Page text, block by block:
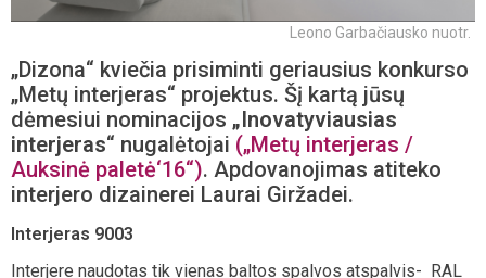
Leono Garbačiausko nuotr.
„Dizona“ kviečia prisiminti geriausius konkurso
„Metų interjeras“ projektus. Šį kartą jūsų
dėmesiui nominacijos „Inovatyviausias
interjeras“ nugalėtojai („Metų interjeras /
Auksinė paletė‘16“). Apdovanojimas atiteko
interjero dizainerei Laurai Giržadei.
Interjeras 9003
Interjere naudotas tik vienas baltos spalvos atspalvis- RAL